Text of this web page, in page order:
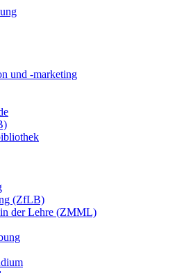
und -marketing
(ZfLB)
der Lehre (ZMML)